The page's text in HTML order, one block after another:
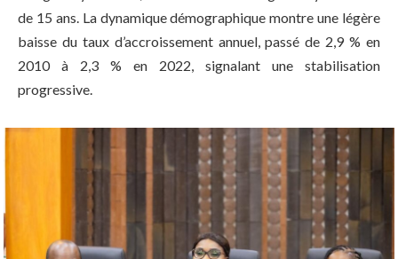
de 15 ans. La dynamique démographique montre une légère
baisse du taux d’accroissement annuel, passé de 2,9 % en
2010 à 2,3 % en 2022, signalant une stabilisation
progressive.